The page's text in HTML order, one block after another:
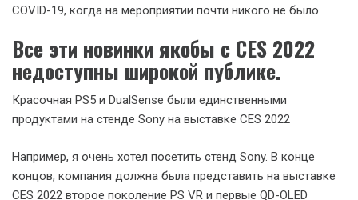
COVID-19, когда на мероприятии почти никого не было.
Все эти новинки якобы с CES 2022
недоступны широкой публике.
Красочная PS5 и DualSense были единственными
продуктами на стенде Sony на выставке CES 2022
Например, я очень хотел посетить стенд Sony. В конце
концов, компания должна была представить на выставке
CES 2022 второе поколение PS VR и первые QD-OLED